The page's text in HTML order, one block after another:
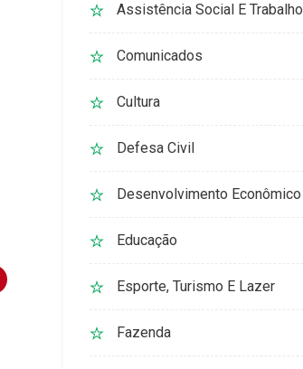
Assistência Social E Trabalho
Comunicados
Cultura
Defesa Civil
Desenvolvimento Econômico
Educação
Esporte, Turismo E Lazer
Fazenda